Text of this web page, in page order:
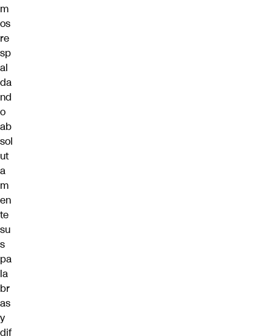
m
os
re
sp
al
da
nd
o
ab
sol
ut
a
m
en
te
su
s
pa
la
br
as
y
dif